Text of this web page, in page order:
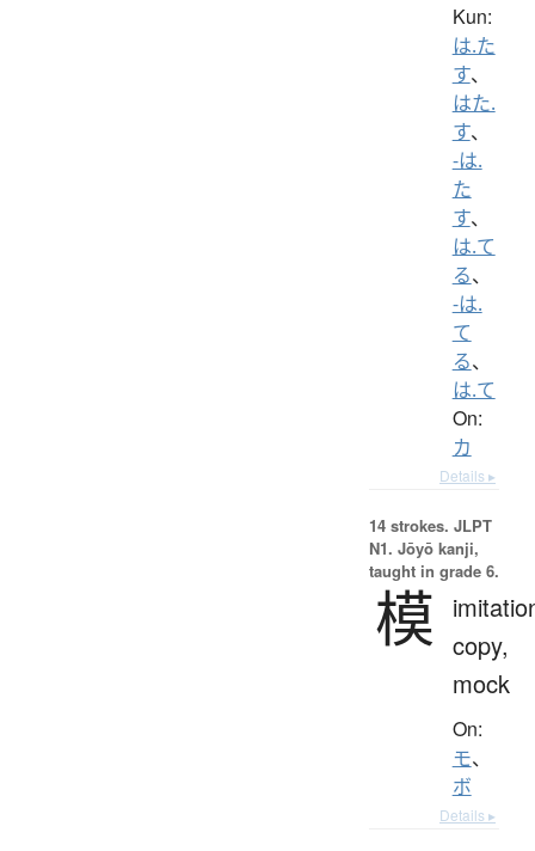
Kun:
は.た
す、
はた.
す、
-は.
た
す、
は.て
る、
-は.
て
る、
は.て
On:
カ
Details ▸
14 strokes. JLPT
N1. Jōyō kanji,
taught in grade 6.
模 copy,
mock
On:
モ、
ボ
Details ▸